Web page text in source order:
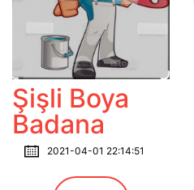
Şişli Boya
Badana
2021-04-01 22:14:51